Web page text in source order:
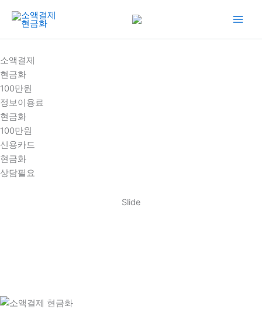
건
너
뛰
기
소액결제
현금화
100만원
정보이용료
현금화
100만원
신용카드
현금화
상담필요
Slide